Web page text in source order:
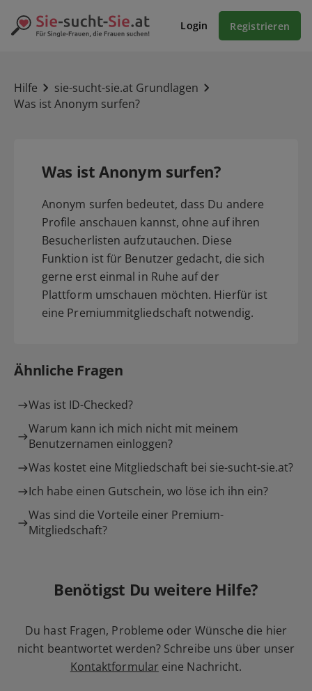
Login Registrieren
Hilfe
sie-sucht-sie.at Grundlagen
Was ist Anonym surfen?
Was ist Anonym surfen?
Anonym surfen bedeutet, dass Du andere
Profile anschauen kannst, ohne auf ihren
Besucherlisten aufzutauchen. Diese
Funktion ist für Benutzer gedacht, die sich
gerne erst einmal in Ruhe auf der
Plattform umschauen möchten. Hierfür ist
eine Premiummitgliedschaft notwendig.
Ähnliche Fragen
Was ist ID-Checked?
Warum kann ich mich nicht mit meinem
Benutzernamen einloggen?
Was kostet eine Mitgliedschaft bei sie-sucht-sie.at?
Ich habe einen Gutschein, wo löse ich ihn ein?
Was sind die Vorteile einer Premium-
Mitgliedschaft?
Benötigst Du weitere Hilfe?
Du hast Fragen, Probleme oder Wünsche die hier
nicht beantwortet werden? Schreibe uns über unser
Kontaktformular eine Nachricht.